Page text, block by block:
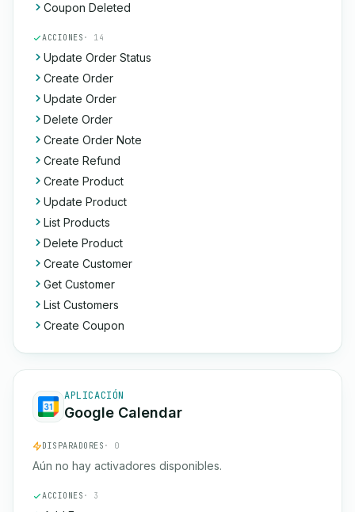
Coupon Deleted
ACCIONES · 14
Update Order Status
Create Order
Update Order
Delete Order
Create Order Note
Create Refund
Create Product
Update Product
List Products
Delete Product
Create Customer
Get Customer
List Customers
Create Coupon
APLICACIÓN
Google Calendar
DISPARADORES · 0
Aún no hay activadores disponibles.
ACCIONES · 3